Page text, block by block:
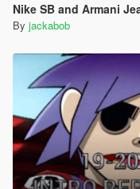
Nike SB and Armani
By jackabob